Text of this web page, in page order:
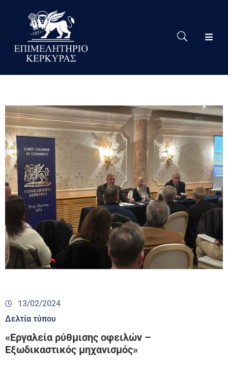
Το
Eπιμελητήριο
Νέα
Υπηρεσίες
Ειδική
Πληροφόρηση
Χρήσιμες
Συνδέσεις
13/02/2024
Δελτία τύπου
«Εργαλεία ρύθμισης οφειλών –
Εξωδικαστικός μηχανισμός»